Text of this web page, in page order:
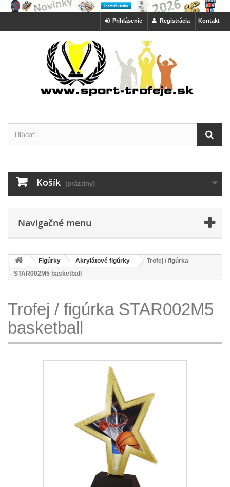
Kontakt
Registrácia
Prihlásenie
Košík (prázdny)
Navigačné menu
Figúrky Akrylátové figúrky
Trofej / figúrka
STAR002M5 basketball
Trofej / figúrka STAR002M5
basketball